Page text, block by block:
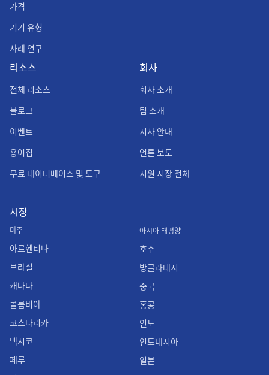
가격
기기 유형
사례 연구
리소스
전체 리소스
블로그
이벤트
용어집
무료 데이터베이스 및 도구
회사
회사 소개
팀 소개
지사 안내
언론 보도
지원 시장 전체
시장
미주
아르헨티나
브라질
캐나다
콜롬비아
코스타리카
멕시코
페루
아시아 태평양
호주
방글라데시
중국
홍콩
인도
인도네시아
일본